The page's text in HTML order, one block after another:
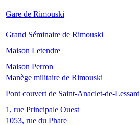
Gare de Rimouski
Grand Séminaire de Rimouski
Maison Letendre
Maison Perron
Manège militaire de Rimouski
Pont couvert de Saint-Anaclet-de-Lessard
1, rue Principale Ouest
1053, rue du Phare